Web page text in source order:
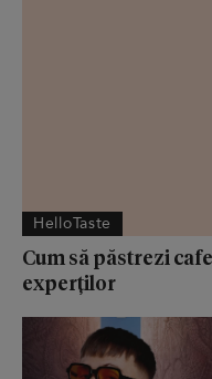
HelloTaste
Cum să păstrezi
experților